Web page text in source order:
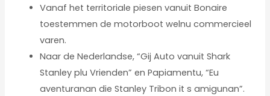
Vanaf het territoriale piesen vanuit Bonaire
toestemmen de motorboot welnu commercieel
varen.
Naar de Nederlandse, “Gij Auto vanuit Shark
Stanley plu Vrienden” en Papiamentu, “Eu
aventuranan die Stanley Tribon it s amigunan”.